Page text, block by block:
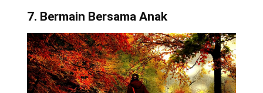
7. Bermain Bersama Anak